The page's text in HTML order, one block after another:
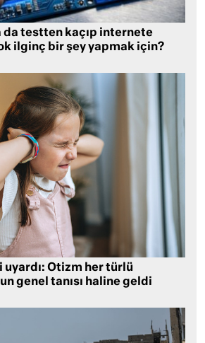
da testten kaçıp internete
ilginç bir şey yapmak için?
uyardı: Otizm her türlü
genel tanısı haline geldi